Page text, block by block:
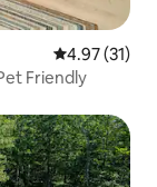
Calificación
4.97 (31)
Friendly